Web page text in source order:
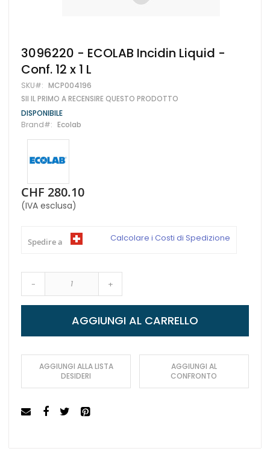
Vai
all'inizio
della
galleria
di
immagini
3096220 - ECOLAB Incidin Liquid -
Conf. 12 x 1 L
SKU MCP004196
SII IL PRIMO A RECENSIRE QUESTO PRODOTTO
DISPONIBILE
Brand
Ecolab
CHF 280.10
(IVA esclusa)
Spedire a Calcolare i Costi di Spedizione
- +
AGGIUNGI AL CARRELLO
AGGIUNGI ALLA LISTA
DESIDERI
AGGIUNGI AL
CONFRONTO